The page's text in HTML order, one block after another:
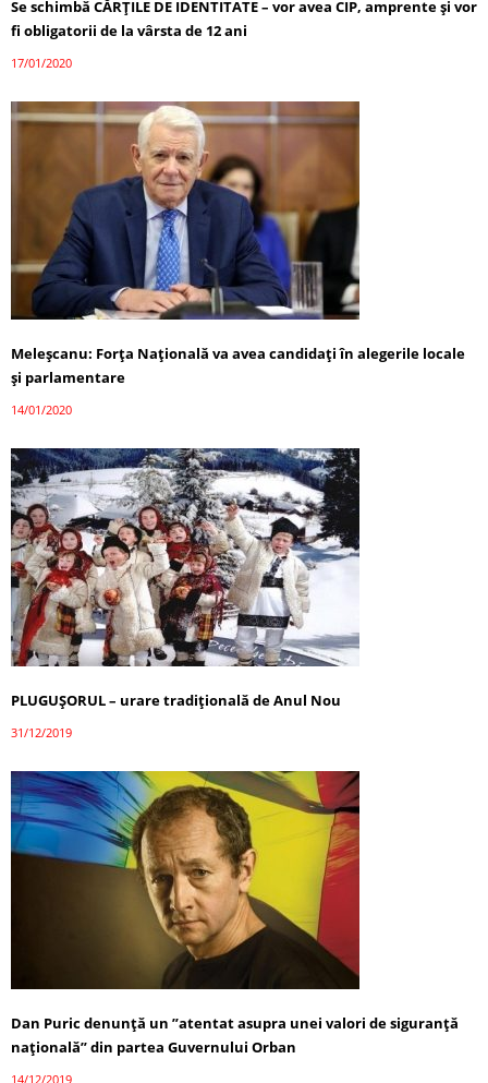
Se schimbă CĂRȚILE DE IDENTITATE – vor avea CIP, amprente și vor
fi obligatorii de la vârsta de 12 ani
17/01/2020
Meleșcanu: Forța Națională va avea candidați în alegerile locale
și parlamentare
14/01/2020
PLUGUȘORUL – urare tradițională de Anul Nou
31/12/2019
Dan Puric denunţă un ”atentat asupra unei valori de siguranţă
naţională” din partea Guvernului Orban
14/12/2019